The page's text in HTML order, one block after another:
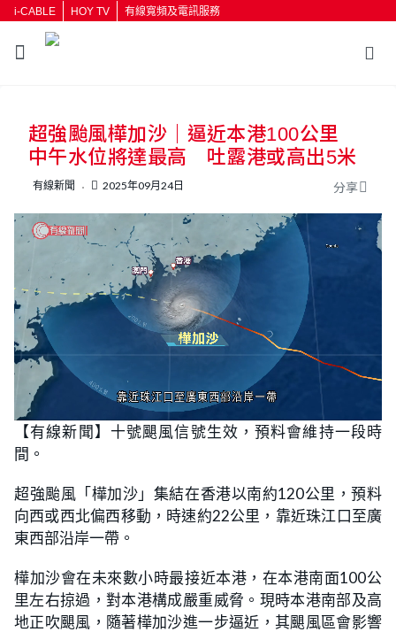
i-CABLE HOY TV 有線寬頻及電訊服務
按輸入鍵開始搜尋
超強颱風樺加沙｜逼近本港100公里
中午水位將達最高 吐露港或高出5米
有線新聞 2025年09月24日 分享
n
m
u
L
o
a
d
7
3
【有線新聞】十號颶風信號生效，預料會維持一段時
間。
超強颱風「樺加沙」集結在香港以南約120公里，預料
向西或西北偏西移動，時速約22公里，靠近珠江口至廣
東西部沿岸一帶。
樺加沙會在未來數小時最接近本港，在本港南面100公
里左右掠過，對本港構成嚴重威脅。現時本港南部及高
地正吹颶風，隨著樺加沙進一步逼近，其颶風區會影響